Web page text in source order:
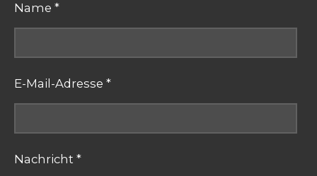
Name *
E-Mail-Adresse *
Nachricht *